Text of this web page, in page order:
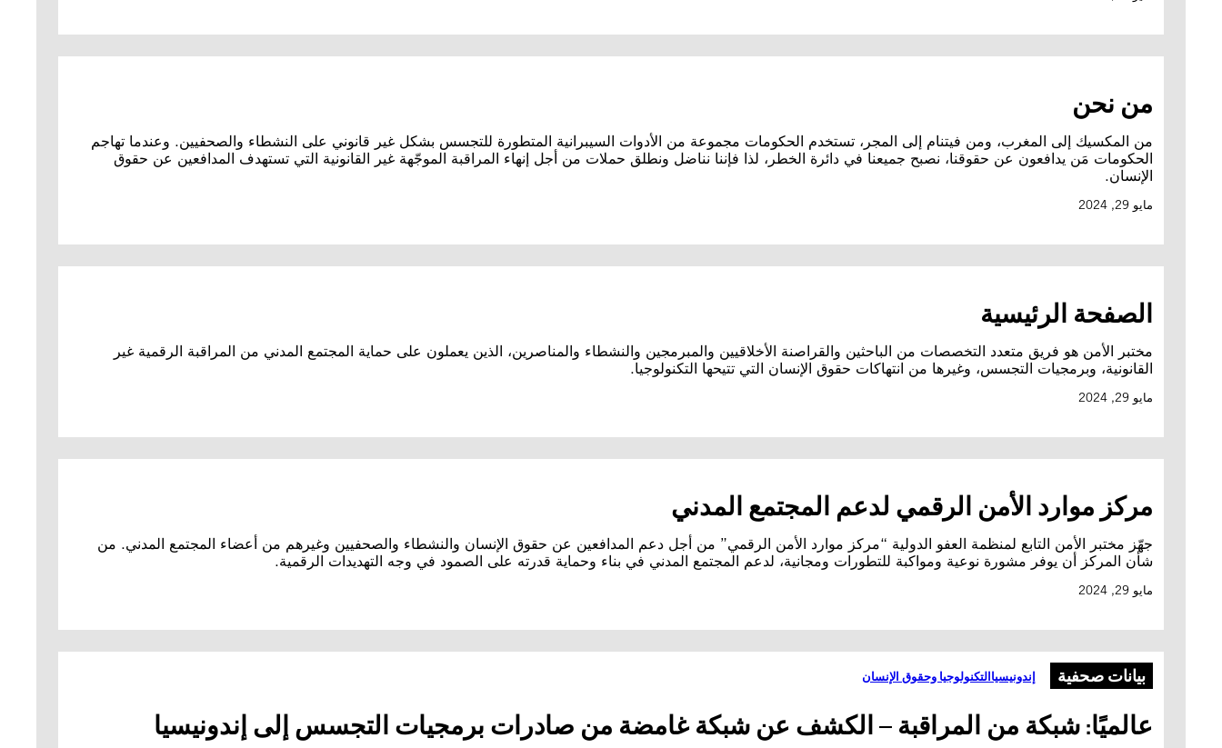
من نحن
من المكسيك إلى المغرب، ومن فيتنام إلى المجر، تستخدم الحكومات مجموعة من الأدوات السيبرانية المتطورة للتجسس بشكل غير قانوني على النشطاء والصحفيين. وعندما تهاجم
الحكومات مَن يدافعون عن حقوقنا، نصبح جميعنا في دائرة الخطر، لذا فإننا نناضل ونطلق حملات من أجل إنهاء المراقبة الموجّهة غير القانونية التي تستهدف المدافعين عن حقوق
الإنسان.
مايو 29, 2024
الصفحة الرئيسية
مختبر الأمن هو فريق متعدد التخصصات من الباحثين والقراصنة الأخلاقيين والمبرمجين والنشطاء والمناصرين، الذين يعملون على حماية المجتمع المدني من المراقبة الرقمية غير
القانونية، وبرمجيات التجسس، وغيرها من انتهاكات حقوق الإنسان التي تتيحها التكنولوجيا.
مايو 29, 2024
مركز موارد الأمن الرقمي لدعم المجتمع المدني
جهّز مختبر الأمن التابع لمنظمة العفو الدولية “مركز موارد الأمن الرقمي” من أجل دعم المدافعين عن حقوق الإنسان والنشطاء والصحفيين وغيرهم من أعضاء المجتمع المدني. من
شأن المركز أن يوفر مشورة نوعية ومواكبة للتطورات ومجانية، لدعم المجتمع المدني في بناء وحماية قدرته على الصمود في وجه التهديدات الرقمية.
مايو 29, 2024
بيانات صحفية إندونيسياالتكنولوجيا وحقوق الإنسان
عالميًا: شبكة من المراقبة – الكشف عن شبكة غامضة من صادرات برمجيات التجسس إلى إندونيسيا